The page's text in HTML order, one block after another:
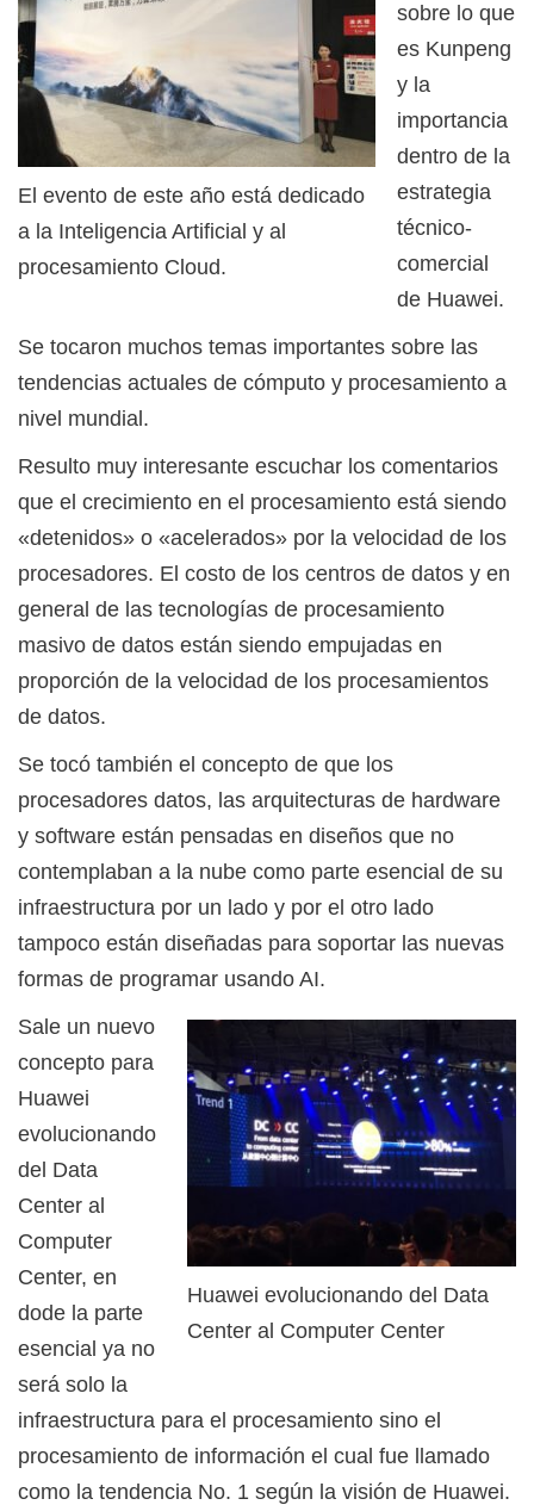
El evento de este año está dedicado
a la Inteligencia Artificial y al
procesamiento Cloud.
sobre lo que
es Kunpeng
y la
importancia
dentro de la
estrategia
técnico-
comercial
de Huawei.
Se tocaron muchos temas importantes sobre las
tendencias actuales de cómputo y procesamiento a
nivel mundial.
Resulto muy interesante escuchar los comentarios
que el crecimiento en el procesamiento está siendo
«detenidos» o «acelerados» por la velocidad de los
procesadores. El costo de los centros de datos y en
general de las tecnologías de procesamiento
masivo de datos están siendo empujadas en
proporción de la velocidad de los procesamientos
de datos.
Se tocó también el concepto de que los
procesadores datos, las arquitecturas de hardware
y software están pensadas en diseños que no
contemplaban a la nube como parte esencial de su
infraestructura por un lado y por el otro lado
tampoco están diseñadas para soportar las nuevas
formas de programar usando AI.
Huawei evolucionando del Data
Center al Computer Center
Sale un nuevo
concepto para
Huawei
evolucionando
del Data
Center al
Computer
Center, en
dode la parte
esencial ya no
será solo la
infraestructura para el procesamiento sino el
procesamiento de información el cual fue llamado
como la tendencia No. 1 según la visión de Huawei.